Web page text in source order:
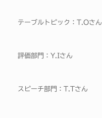
テーブルトピック：T.Oさん
評価部門：Y.Iさん
スピーチ部門：T.Tさん